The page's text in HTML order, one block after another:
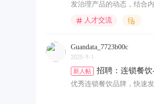
发治理产品的动态，结合
人才交流
Guandata_7723b00c
2025-9-1
新人帖 招聘：连锁餐饮
优秀连锁餐饮品牌，快速